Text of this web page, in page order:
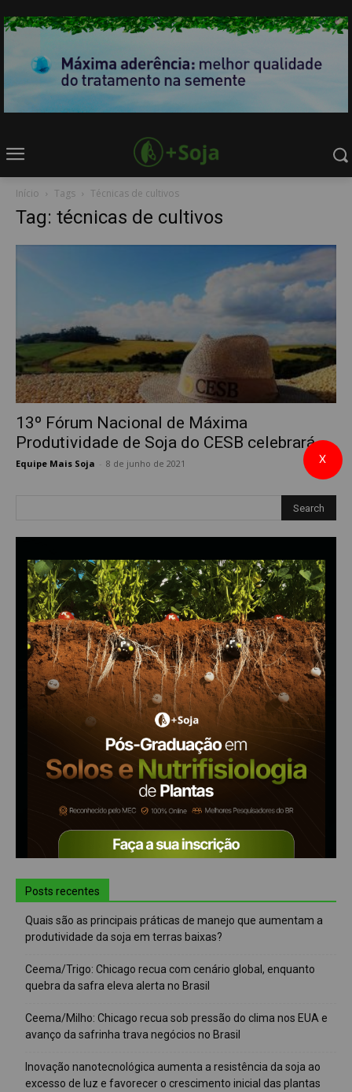
Início Tags Técnicas de cultivos
Tag: técnicas de cultivos
13º Fórum Nacional de Máxima
Produtividade de Soja do CESB celebrará,...
Equipe Mais Soja 8 de junho de 2021
Posts recentes
Quais são as principais práticas de manejo que aumentam a
produtividade da soja em terras baixas?
Ceema/Trigo: Chicago recua com cenário global, enquanto
quebra da safra eleva alerta no Brasil
Ceema/Milho: Chicago recua sob pressão do clima nos EUA e
avanço da safrinha trava negócios no Brasil
Inovação nanotecnológica aumenta a resistência da soja ao
excesso de luz e favorecer o crescimento inicial das plantas
X